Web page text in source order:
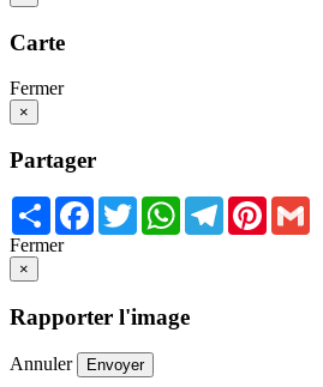
Carte
Fermer
×
Partager
Share Facebook
TwitterWhatsApp
TelegramPinterest
Fermer
×
Rapporter l'image
Annuler Envoyer